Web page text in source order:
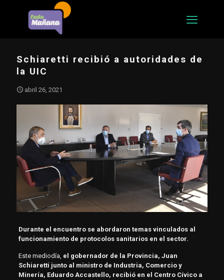
Schiaretti recibió a autoridades de
la UIC
abril 26, 2021
Durante el encuentro se abordaron temas vinculados al
funcionamiento de protocolos sanitarios en el sector.
Este mediodía, el gobernador de la Provincia, Juan
Schiaretti junto al ministro de Industria, Comercio y
Minería, Eduardo Accastello, recibió en el Centro Cívico a